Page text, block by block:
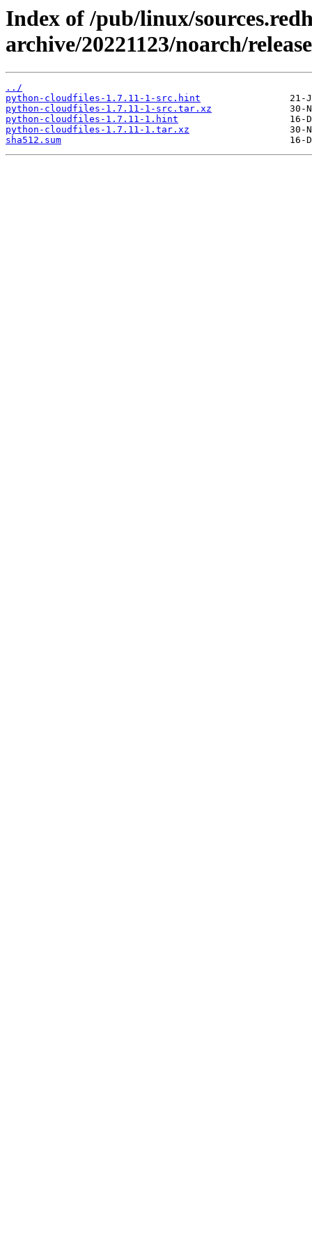
Index of /pub/linux/
archive/20221123/noarch/
../
python-cloudfiles-1.7.11-1-src.hint
python-cloudfiles-1.7.11-1-src.tar.xz
python-cloudfiles-1.7.11-1.hint
python-cloudfiles-1.7.11-1.tar.xz
sha512.sum